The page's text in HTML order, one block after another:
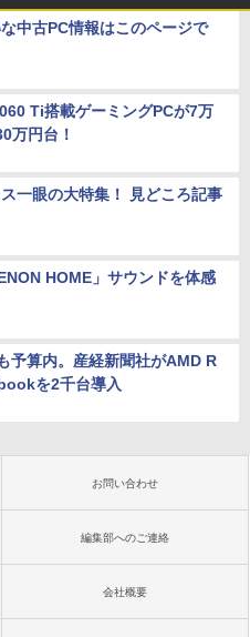
中古PC情報はこのページで
Ti搭載ゲーミングPCが7万
万円台！
一眼の大特集！ 見どころ記事
HOME」サウンドを体感
予算内。産経新聞社がAMD R
を2千台導入
お問い合わせ
編集部へのご連絡
会社概要